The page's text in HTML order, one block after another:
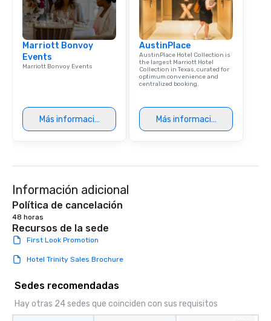
Marriott Bonvoy
Events
Marriott Bonvoy Events
Más información
AustinPlace
AustinPlace Hotel Collection is
the largest Marriott Hotel
Collection in Texas, curated for
optimum convenience and
centralized booking.
Más información
Información adicional
Política de cancelación
48 horas
Recursos de la sede
First Look Promotion
Hotel Trinity Sales Brochure
Sedes recomendadas
Hay otras 24 sedes que coinciden con sus requisitos